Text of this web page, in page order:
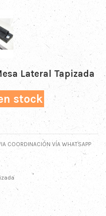
Lateral Tapizada
stock
COORDINACIÓN VÍA WHATSAPP